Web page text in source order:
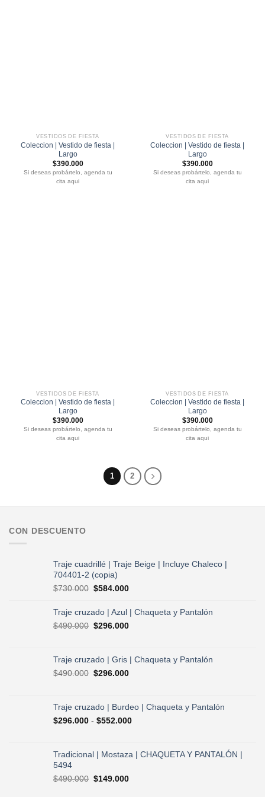
VESTIDOS DE FIESTA
Coleccion | Vestido de fiesta |
Largo
$390.000
Si deseas probártelo, agenda tu
cita aqui
VESTIDOS DE FIESTA
Coleccion | Vestido de fiesta |
Largo
$390.000
Si deseas probártelo, agenda tu
cita aqui
VESTIDOS DE FIESTA
Coleccion | Vestido de fiesta |
Largo
$390.000
Si deseas probártelo, agenda tu
cita aqui
VESTIDOS DE FIESTA
Coleccion | Vestido de fiesta |
Largo
$390.000
Si deseas probártelo, agenda tu
cita aqui
1 2
CON DESCUENTO
Traje cuadrillé | Traje Beige | Incluye Chaleco |
704401-2 (copia)
$730.000 El
original
era:
$730.000.
$584.000El
actual
es:
Traje cruzado | Azul | Chaqueta y Pantalón
$490.000 El
era:
$490.000.
$296.000El
es:
Traje cruzado | Gris | Chaqueta y Pantalón
$490.000 El
era:
$490.000.
$296.000El
es:
$296.000.
Traje cruzado | Burdeo | Chaqueta y Pantalón
$296.000 - $552.000Rango
desde
Tradicional | Mostaza | CHAQUETA Y PANTALÓN |
5494
$490.000 El
$149.000El